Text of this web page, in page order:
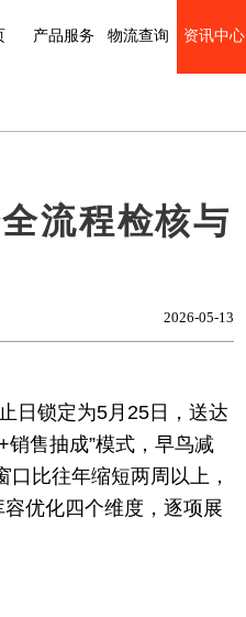
产品服务 物流查询 资讯中心
流程检核与
2026-05-13
日锁定为5月25日，送达
售抽成”模式，早鸟减
比往年缩短两周以上，
优化四个维度，逐项展